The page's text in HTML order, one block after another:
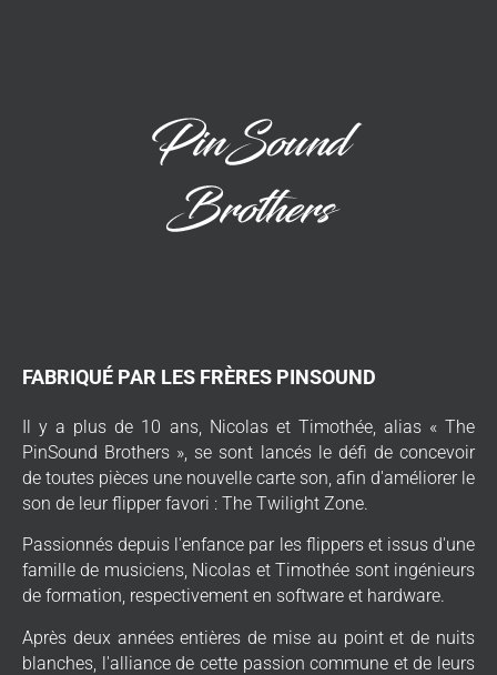
FABRIQUÉ PAR LES FRÈRES PINSOUND
Il y a plus de 10 ans, Nicolas et Timothée, alias « The
PinSound Brothers », se sont lancés le défi de concevoir
de toutes pièces une nouvelle carte son, afin d'améliorer le
son de leur flipper favori : The Twilight Zone.
Passionnés depuis l'enfance par les flippers et issus d'une
famille de musiciens, Nicolas et Timothée sont ingénieurs
de formation, respectivement en software et hardware.
Après deux années entières de mise au point et de nuits
blanches, l'alliance de cette passion commune et de leurs